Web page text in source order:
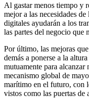
Al gastar menos tiempo y
mejor a las necesidades
digitales ayudarán a los
las partes del negocio que
Por último, las mejoras
demás a ponerse a la
mutuamente para
mecanismo global de
marítimo en el futuro, con
vistos como las puertas de